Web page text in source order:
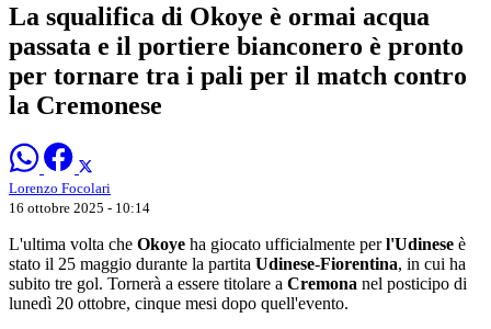
La squalifica di Okoye è ormai acqua
passata e il portiere bianconero è pronto
per tornare tra i pali per il match contro
la Cremonese
Lorenzo Focolari
16 ottobre 2025 - 10:14
L'ultima volta che Okoye ha giocato ufficialmente perl'Udinese è
stato il 25 maggio durante la partita Udinese-Fiorentina, in cui ha
subito tre gol. Tornerà a essere titolare a Cremona nel posticipo di
lunedì 20 ottobre, cinque mesi dopo quell'evento.